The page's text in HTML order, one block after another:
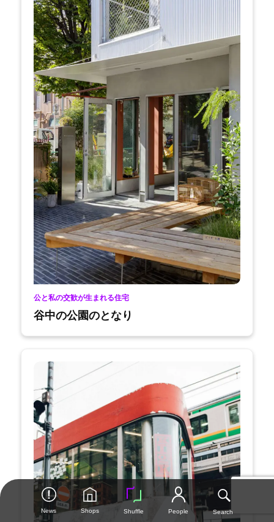
News Shops Shuffle People Search
公と私の交歓が生まれる住宅
谷中の公園のとなり